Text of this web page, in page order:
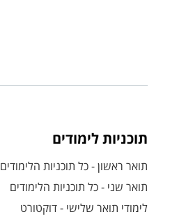
תוכניות לימודים
תואר ראשון - כל תוכניות הלימודים
תואר שני - כל תוכניות הלימודים
לימודי תואר שלישי - דוקטורט